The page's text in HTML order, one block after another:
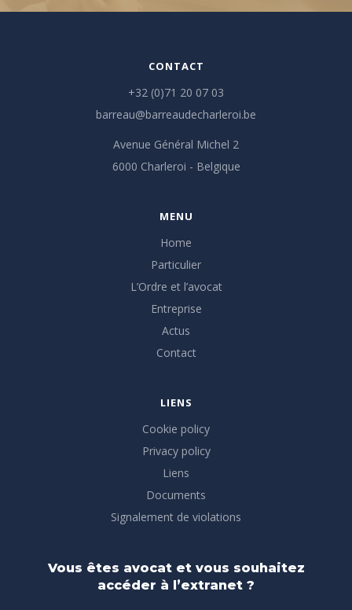
CONTACT
+32 (0)71 20 07 03
barreau@barreaudecharleroi.be
Avenue Général Michel 2
6000 Charleroi - Belgique
MENU
Home
Particulier
L’Ordre et l’avocat
Entreprise
Actus
Contact
LIENS
Cookie policy
Privacy policy
Liens
Documents
Signalement de violations
Vous êtes avocat et vous souhaitez
accéder à l’extranet ?